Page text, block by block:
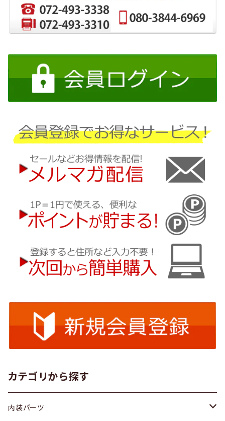
カテゴリから探す
内装パーツ